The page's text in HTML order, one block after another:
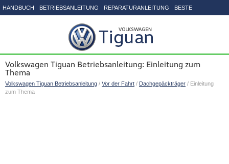
HANDBUCH BETRIEBSANLEITUNG REPARATURANLEITUNG BESTE
Volkswagen Tiguan Betriebsanleitung: Einleitung zum
Thema
Volkswagen Tiguan Betriebsanleitung / Vor der Fahrt / Dachgepäckträger / Einleitung
zum Thema